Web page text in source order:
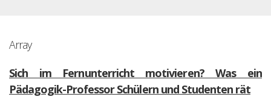
Array
Sich im Fernunterricht motivieren? Was ein
Pädagogik-Professor Schülern und Studenten rät